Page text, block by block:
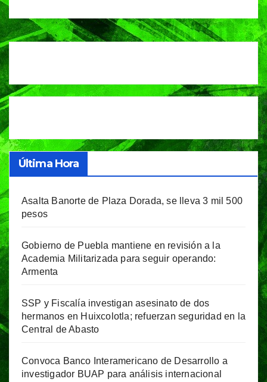
Última Hora
Asalta Banorte de Plaza Dorada, se lleva 3 mil 500
pesos
Gobierno de Puebla mantiene en revisión a la
Academia Militarizada para seguir operando:
Armenta
SSP y Fiscalía investigan asesinato de dos
hermanos en Huixcolotla; refuerzan seguridad en la
Central de Abasto
Convoca Banco Interamericano de Desarrollo a
investigador BUAP para análisis internacional